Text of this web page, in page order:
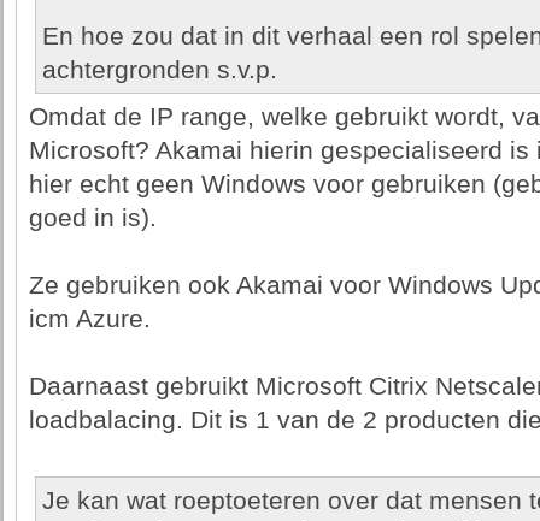
En hoe zou dat in dit verhaal een rol
achtergronden s.v.p.
Omdat de IP range, welke gebruikt wordt,
Microsoft? Akamai hierin gespecialiseerd
hier echt geen Windows voor gebruiken
goed in is).
Ze gebruiken ook Akamai voor Windows
icm Azure.
Daarnaast gebruikt Microsoft Citrix
loadbalacing. Dit is 1 van de 2 producten
Je kan wat roeptoeteren over dat mensen